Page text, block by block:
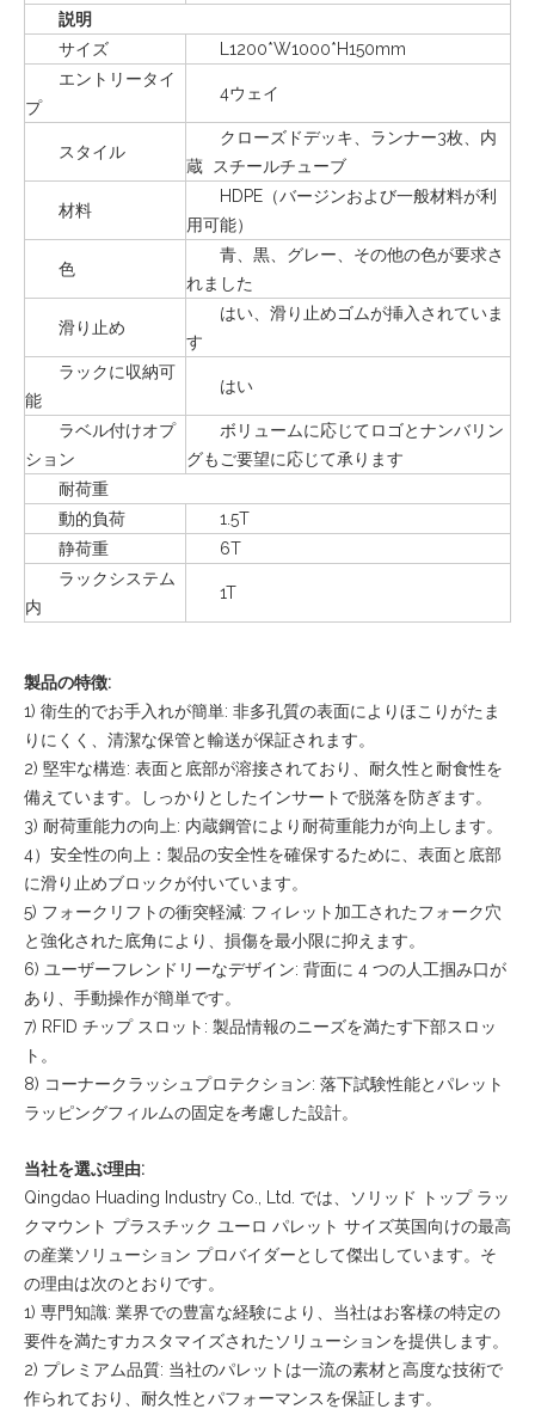
説明
サイズ
L1200*W1000*H150mm
エントリータイ
プ
4ウェイ
スタイル
クローズドデッキ、ランナー3枚、内
蔵 スチールチューブ
材料
HDPE（バージンおよび一般材料が利
用可能）
色
青、黒、グレー、その他の色が要求さ
れました
滑り止め
はい、滑り止めゴムが挿入されていま
す
ラックに収納可
能
はい
ラベル付けオプ
ション
ボリュームに応じてロゴとナンバリン
グもご要望に応じて承ります
耐荷重
動的負荷
1.5T
静荷重
6T
ラックシステム
内
1T
製品の特徴:
1) 衛生的でお手入れが簡単: 非多孔質の表面によりほこりがたま
りにくく、清潔な保管と輸送が保証されます。
2) 堅牢な構造: 表面と底部が溶接されており、耐久性と耐食性を
備えています。しっかりとしたインサートで脱落を防ぎます。
3) 耐荷重能力の向上: 内蔵鋼管により耐荷重能力が向上します。
4）安全性の向上：製品の安全性を確保するために、表面と底部
に滑り止めブロックが付いています。
5) フォークリフトの衝突軽減: フィレット加工されたフォーク穴
と強化された底角により、損傷を最小限に抑えます。
6) ユーザーフレンドリーなデザイン: 背面に 4 つの人工掴み口が
あり、手動操作が簡単です。
7) RFID チップ スロット: 製品情報のニーズを満たす下部スロッ
ト。
8) コーナークラッシュプロテクション: 落下試験性能とパレット
ラッピングフィルムの固定を考慮した設計。
当社を選ぶ理由:
Qingdao Huading Industry Co., Ltd. では 、ソリッド トップ ラッ
クマウント プラスチック ユーロ パレット サイズ英国向けの最高
の産業ソリューション プロバイダーとして傑出しています。そ
の理由は次のとおりです。
1) 専門知識: 業界での豊富な経験により、当社はお客様の特定の
要件を満たすカスタマイズされたソリューションを提供します。
2) プレミアム品質: 当社のパレットは一流の素材と高度な技術で
作られており、耐久性とパフォーマンスを保証します。